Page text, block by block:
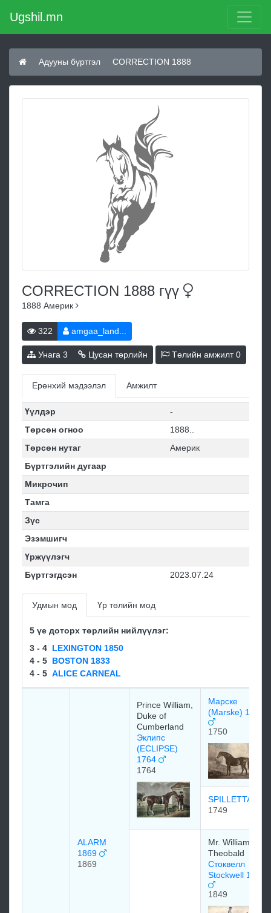
Ugshil.mn
Адууны бүртгэл CORRECTION 1888
CORRECTION 1888 гүү
1888 Америк
322 amgaa_land...
Унага 3 Цусан төрлийн Төлийн амжилт0
Ерөнхий мэдээлэл Амжилт
Үүлдэр
-
Төрсөн огноо
1888..
Төрсөн нутаг
Америк
Бүртгэлийн дугаар
Микрочип
Тамга
Зүс
Эзэмшигч
Үржүүлэгч
Бүртгэгдсэн
2023.07.24
Удмын мод Үр төлийн мод
5 үе доторх төрлийн нийлүүлэг:
3 - 4 LEXINGTON 1850
4 - 5 BOSTON 1833
4 - 5 ALICE CARNEAL
ALARM
1869
1869
Prince William,
Duke of
Cumberland
Эклипс
(ECLIPSE)
1764
1764
Марске
(Marske) 1750
1750
SPILLETTA
1749
Mr. William
Theobald
Стоквелл
Stockwell 1849
1849